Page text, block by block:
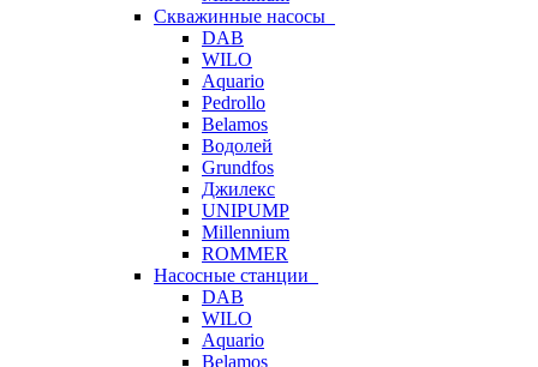
Скважинные насосы
DAB
WILO
Aquario
Pedrollo
Belamos
Водолей
Grundfos
Джилекс
UNIPUMP
Millennium
ROMMER
Насосные станции
DAB
WILO
Aquario
Belamos